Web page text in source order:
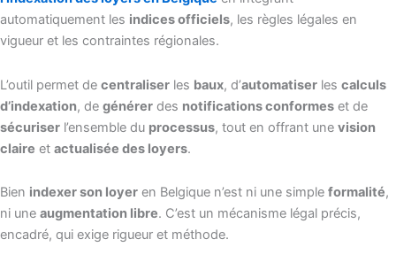
automatiquement les indices officiels, les règles légales en
vigueur et les contraintes régionales.
L’outil permet de centraliser les baux, d’automatiser les calculs
d’indexation, de générer des notifications conformes et de
sécuriser l’ensemble du processus, tout en offrant une vision
claire et actualisée des loyers.
Bien indexer son loyer en Belgique n’est ni une simple formalité,
ni une augmentation libre. C’est un mécanisme légal précis,
encadré, qui exige rigueur et méthode.